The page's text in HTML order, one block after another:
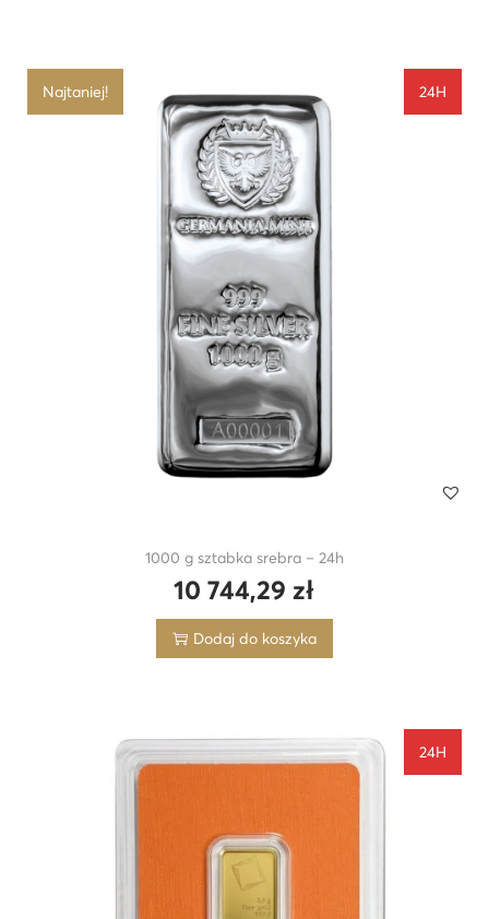
1000 g sztabka srebra – 24h
10 744,29zł
24H
Najtaniej!
Dodaj do koszyka
24H